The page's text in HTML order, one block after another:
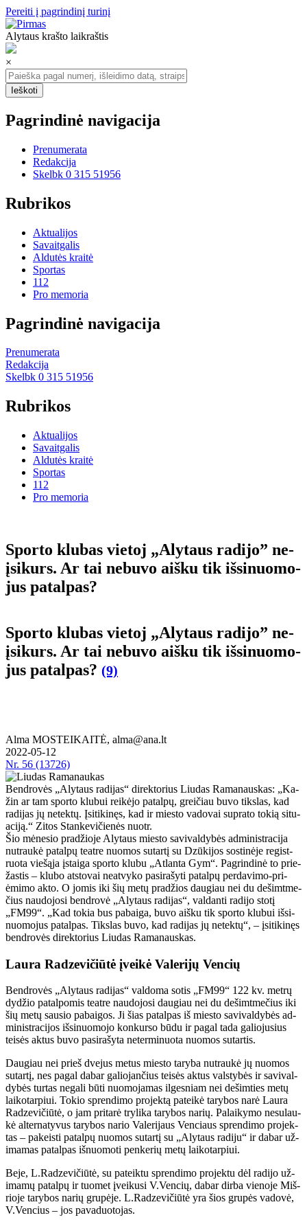
Pereiti į pagrindinį turinį
Alytaus krašto laikraštis
×
Pagrindinė navigacija
Prenumerata
Redakcija
Skelbk 0 315 51956
Rubrikos
Aktualijos
Savaitgalis
Aldutės kraitė
Sportas
112
Pro memoria
Pagrindinė navigacija
Prenumerata
Redakcija
Skelbk 0 315 51956
Rubrikos
Aktualijos
Savaitgalis
Aldutės kraitė
Sportas
112
Pro memoria
Spor­to klu­bas vie­toj „Aly­taus ra­di­jo” ne­
įsi­kurs. Ar tai ne­bu­vo aiš­ku tik iš­si­nuo­mo­
jus pa­tal­pas?
Spor­to klu­bas vie­toj „Aly­taus ra­di­jo” ne­
įsi­kurs. Ar tai ne­bu­vo aiš­ku tik iš­si­nuo­mo­
jus pa­tal­pas? (9)
Alma MOSTEIKAITĖ, alma@ana.lt
2022-05-12
Nr. 56 (13726)
Bendrovės „Alytaus radijas“ direktorius Liudas Ramanauskas: „Ka­
žin ar tam spor­to klu­bui rei­kė­jo pa­tal­pų, grei­čiau bu­vo tiks­las, kad
ra­di­jas jų ne­tek­tų. Įsi­ti­ki­nęs, kad ir mies­to va­do­vai su­pra­to to­kią si­tu­
a­ci­ją.“ Zi­tos Stan­ke­vi­čie­nės nuotr.
Šio mė­ne­sio pra­džio­je Aly­taus mies­to sa­vi­val­dy­bės ad­mi­nist­ra­ci­ja
nu­trau­kė pa­tal­pų te­at­re nuo­mos su­tar­tį su Dzū­ki­jos sos­ti­nė­je re­gist­
ruo­ta vie­šą­ja įstai­ga spor­to klu­bu „At­lan­ta Gym“. Pa­grin­di­nė to prie­
žas­tis – klu­bo at­sto­vai ne­at­vy­ko pa­si­ra­šy­ti pa­tal­pų per­da­vi­mo-pri­
ėmi­mo ak­to. O jo­mis iki šių me­tų pra­džios dau­giau nei du de­šimt­me­
čius nau­do­jo­si ben­dro­vė „Aly­taus ra­di­jas“, val­dan­ti ra­di­jo sto­tį
„FM99“. „Kad to­kia bus pa­bai­ga, bu­vo aiš­ku tik spor­to klu­bui iš­si­
nuo­mo­jus pa­tal­pas. Tiks­las bu­vo, kad ra­di­jas jų ne­tek­tų“, – įsi­ti­ki­nęs
ben­dro­vės di­rek­to­rius Liu­das Ra­ma­naus­kas.
Lau­ra Ra­dze­vi­čiū­tė įvei­kė Va­le­ri­jų Ven­cių
Ben­dro­vės „Aly­taus ra­di­jas“ val­do­ma so­tis „FM99“ 122 kv. met­rų
dy­džio pa­tal­po­mis te­at­re nau­do­jo­si dau­giau nei du de­šimt­me­čius iki
šių me­tų sau­sio pa­bai­gos. Ji šias pa­tal­pas iš mies­to sa­vi­val­dy­bės ad­
mi­nist­ra­ci­jos iš­si­nuo­mo­jo kon­kur­so bū­du ir pa­gal ta­da ga­lio­ju­sius
tei­sės ak­tus bu­vo pa­si­ra­šy­ta ne­ter­mi­nuo­ta nuo­mos su­tar­tis.
Dau­giau nei prieš dve­jus me­tus mies­to ta­ry­ba nu­trau­kė jų nuo­mos
su­tar­tį, nes pa­gal da­bar ga­lio­jan­čius tei­sės ak­tus vals­ty­bės ir sa­vi­val­
dy­bės tur­tas ne­ga­li bū­ti nuo­mo­ja­mas il­ges­niam nei de­šim­ties me­tų
lai­ko­tar­piui. To­kio spren­di­mo pro­jek­tą pa­tei­kė ta­ry­bos na­rė Lau­ra
Ra­dze­vi­čiū­tė, o jam pri­ta­rė try­li­ka ta­ry­bos na­rių. Pa­lai­ky­mo ne­su­lau­
kė al­ter­na­ty­vus ta­ry­bos na­rio Va­le­ri­jaus Ven­ciaus spren­di­mo pro­jek­
tas – pa­keis­ti pa­tal­pų nuo­mos su­tar­tį su „Aly­taus ra­di­ju“ ir da­bar už­
ima­mas pa­tal­pas iš­nuo­mo­ti pen­ke­rių me­tų lai­ko­tar­piui.
Be­je, L.Ra­dze­vi­čiū­tė, su pa­teik­tu spren­di­mo pro­jek­tu dėl ra­di­jo už­
ima­mų pa­tal­pų ir tuo­met įvei­ku­si V.Ven­cių, da­bar dir­ba vie­no­je Miš­
rio­je ta­ry­bos na­rių gru­pė­je. L.Ra­dze­vi­čiū­tė yra šios gru­pės va­do­vė,
V.Ven­cius – jos pa­va­duo­to­jas.